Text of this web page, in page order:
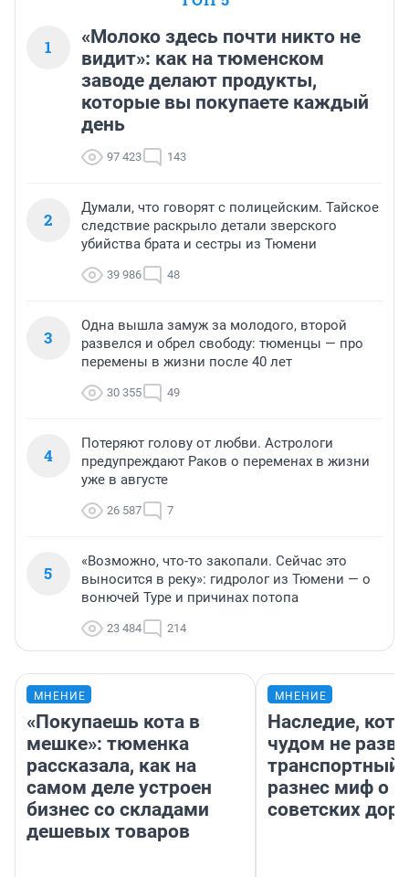
1
«Молоко здесь почти никто не
видит»: как на тюменском
заводе делают продукты,
которые вы покупаете каждый
день
97 423 143
2
Думали, что говорят с полицейским. Тайское
следствие раскрыло детали зверского
убийства брата и сестры из Тюмени
39 986 48
3
Одна вышла замуж за молодого, второй
развелся и обрел свободу: тюменцы — про
перемены в жизни после 40 лет
30 355 49
4
Потеряют голову от любви. Астрологи
предупреждают Раков о переменах в жизни
уже в августе
26 587 7
5
«Возможно, что-то закопали. Сейчас это
выносится в реку»: гидролог из Тюмени — о
вонючей Туре и причинах потопа
23 484 214
МНЕНИЕ
«Покупаешь кота в
мешке»: тюменка
рассказала, как на
самом деле устроен
бизнес со складами
дешевых товаров
МНЕНИЕ
Наследие,
чудом не
транспортный
разнес миф о
советских